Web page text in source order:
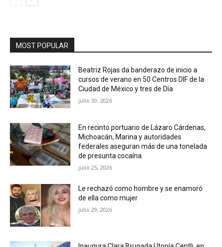
MOST POPULAR
Beatriz Rojas da banderazo de inicio a
cursos de verano en 50 Centros DIF de la
Ciudad de México y tres de Día
julio 30, 2026
En recinto portuario de Lázaro Cárdenas,
Michoacán, Marina y autoridades
federales aseguran más de una tonelada
de presunta cocaína
julio 25, 2026
Le rechazó como hombre y se enamoró
de ella como mujer
julio 29, 2026